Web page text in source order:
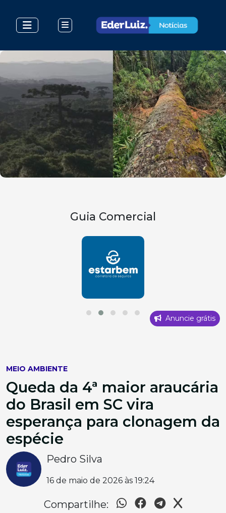
Guia Comercial
Anuncie grátis
MEIO AMBIENTE
Queda da 4ª maior araucária
do Brasil em SC vira
esperança para clonagem da
espécie
Pedro Silva
16 de maio de 2026 às 19:24
Compartilhe: